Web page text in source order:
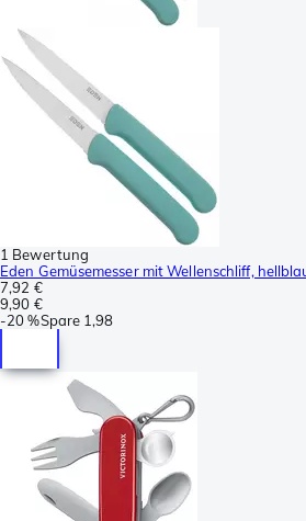
1 Bewertung
Eden Gemüsemesser mit Wellenschliff,
7,92 €
9,90 €
-20 %Spare 1,98